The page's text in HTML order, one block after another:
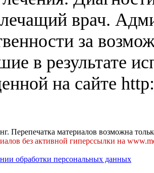
врач.
за
в результате
на сайте
Перепечатка материалов возможна
без активной гиперссылки на
обработки персональных данных